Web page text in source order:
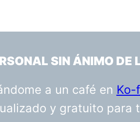
SIN ÁNIMO DE
a un café en Ko-
y gratuito para